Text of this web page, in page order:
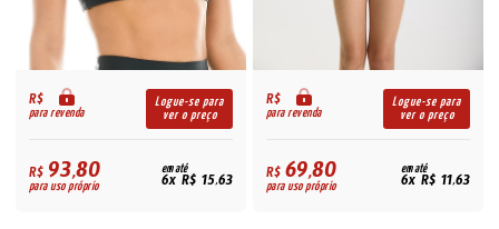
R$
para revenda
Logue-se para
ver o preço
R$93,80
para uso próprio
em até
6x R$ 15,63
R$
para revenda
Logue-se para
ver o preço
R$69,80
para uso próprio
em até
6x R$ 11,63